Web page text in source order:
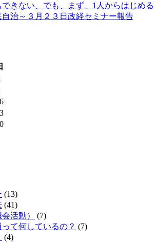
きない、でも、まず、1人からはじめる
治～３月２３日政経セミナー報告
(13)
(41)
活動）
(7)
て何しているの？ (7)
(4)